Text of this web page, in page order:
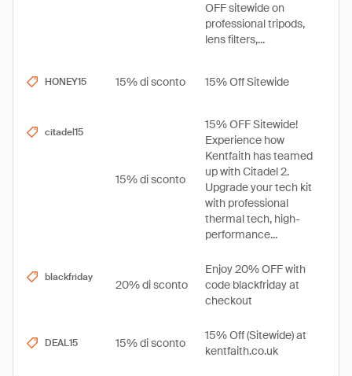
OFF sitewide on
professional tripods,
lens filters,...
HONEY15 15% di sconto 15% Off Sitewide
citadel15
15% di sconto
15% OFF Sitewide!
Experience how
Kentfaith has teamed
up with Citadel 2.
Upgrade your tech kit
with professional
thermal tech, high-
performance...
blackfriday
20% di sconto
Enjoy 20% OFF with
code blackfriday at
checkout
DEAL15 15% di sconto
15% Off (Sitewide) at
kentfaith.co.uk